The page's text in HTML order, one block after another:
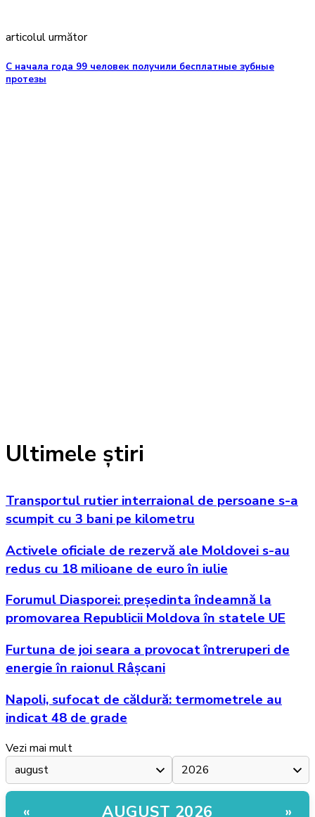
articolul următor
С начала года 99 человек получили бесплатные зубные
протезы
Ultimele știri
Transportul rutier interraional de persoane s-a
scumpit cu 3 bani pe kilometru
Activele oficiale de rezervă ale Moldovei s-au
redus cu 18 milioane de euro în iulie
Forumul Diasporei: președinta îndeamnă la
promovarea Republicii Moldova în statele UE
Furtuna de joi seara a provocat întreruperi de
energie în raionul Râșcani
Napoli, sufocat de căldură: termometrele au
indicat 48 de grade
Vezi mai mult
« AUGUST 2026 »